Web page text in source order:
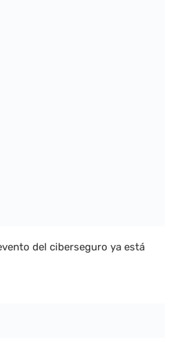
del ciberseguro ya está